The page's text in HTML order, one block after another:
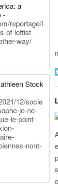
a
-
reportage/i
of-leftist-
way/
Stock
12/socie
je-ne-
le-point-
nont-